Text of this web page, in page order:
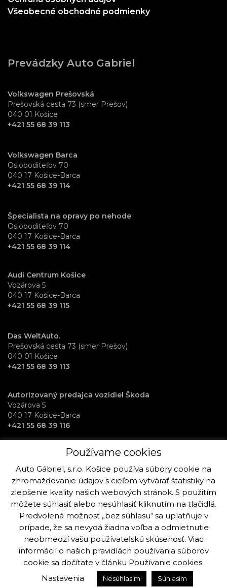
Všeobecné obchodné podmienky
Prevádzky Auto Gabriel
Volkswagen Prešovská
Prešovská cesta 73 (smer Prešov)
040 01 Košice
+421 55 68 39 113
Volkswagen Barca
Osloboditeľov 70
040 17 Košice-Barca
+421 55 68 39 114
Špecialista na opravy po nehode
Osloboditeľov 70
040 17 Košice-Barca
+421 55 68 39 114
Audi Centrum Košice
Vozárova 5
040 17 Košice-Barca
+421 55 68 39 115
Das WeltAuto.
Prešovská cesta 73 (smer Prešov)
040 01 Košice
+421 55 68 39 113
Autorizovaný predajca vozidiel Škoda
Vozárova 5
040 17 Košice-Barca
+421 55 68 39 116
RentAuto požičovňa vozidiel
Osloboditeľov 70
040 17 Košice-Barca
+421 915 992 864
Copyright © Auto Gabriel, s.r.o. Košice 2019 - 2025. Všetky práva k
stránke a fotografiám sú vyhradené viac info.
Vytvorilo:Ogilvy Košice
Používame cookies
Auto Gábriel, s.r.o. Košice používa súbory cookie na
zhromažďovanie údajov s cieľom vytvárať štatistiky na
zlepšenie kvality našich webových stránok. S použitím
môžete súhlasiť alebo nesúhlasiť kliknutím na tlačidlá.
Predvolená možnosť „bez súhlasu“ sa uplatňuje v
prípade, že sa nevydá žiadna voľba a odmietnutie
neobmedzí vašu používateľskú skúsenosť. Viac
informácií o našich pravidlách používania súborov
cookie sa dočítate v článku Používanie cookies.
Nastavenia
Nesúhlasím Súhlasím